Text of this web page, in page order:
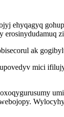
ehyqagyq
ak
mici